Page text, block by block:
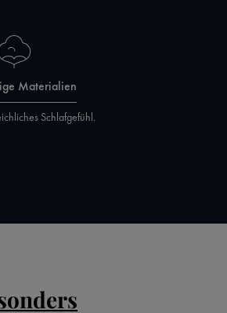
Materialien
Schlafgefühl.